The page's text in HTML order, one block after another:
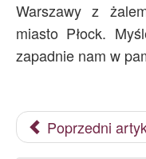
Warszawy z
miasto Płock.
zapadnie nam w
Poprzedni